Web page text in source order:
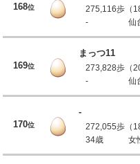
168位
275,116歩（
-
仙
169位
まっつ11
273,828歩（
-
仙
170位
-
272,055歩（
34歳
女